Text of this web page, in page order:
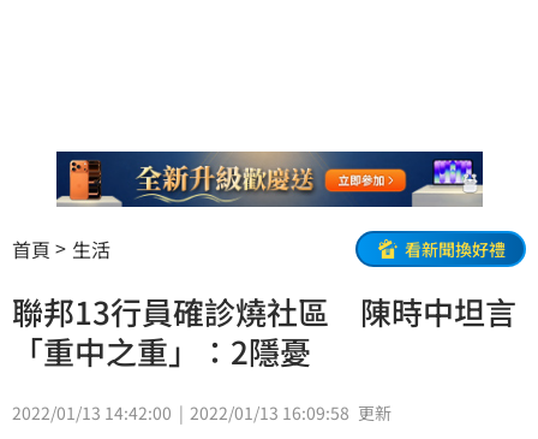
首頁 生活 看新聞換好禮
聯邦13行員確診燒社區 陳時中坦言
「重中之重」：2隱憂
2022/01/13 14:42:00 2022/01/13 16:09:58 更新